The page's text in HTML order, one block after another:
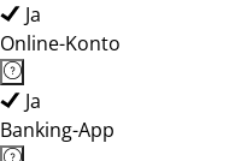
Ja
Online-Konto
Ja
Banking-App